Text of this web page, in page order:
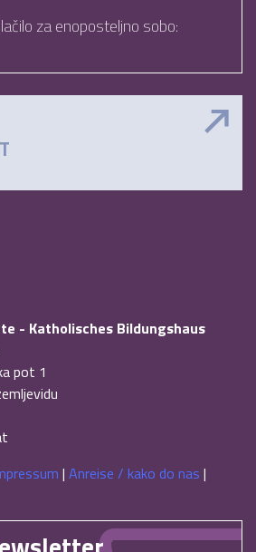
za enoposteljno sobo:
- Katholisches Bildungshaus
pot 1
| Anreise / kako do nas |